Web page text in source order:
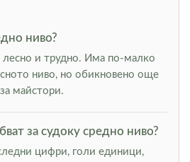
ниво?
лесно и трудно. Има по-малко
ниво, но обикновено още
майстори.
за судоку средно ниво?
цифри, голи единици,